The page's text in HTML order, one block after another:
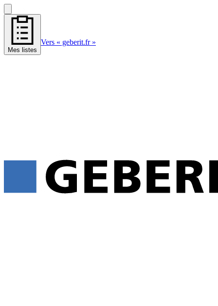
Mes listes
Vers « geberit.fr »